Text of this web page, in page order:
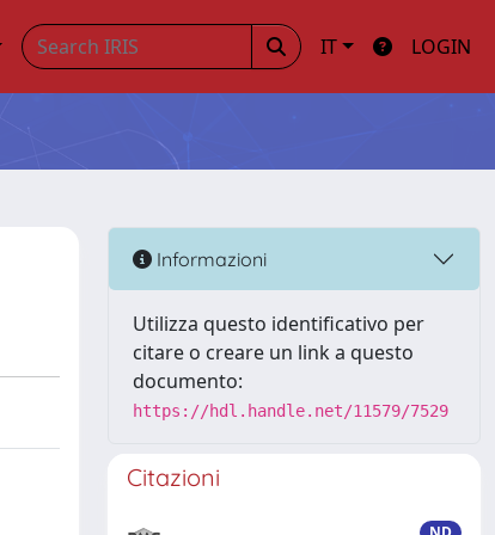
IT LOGIN
Informazioni
Utilizza questo identificativo per
citare o creare un link a questo
documento:
https://hdl.handle.net/11579/7529
Citazioni